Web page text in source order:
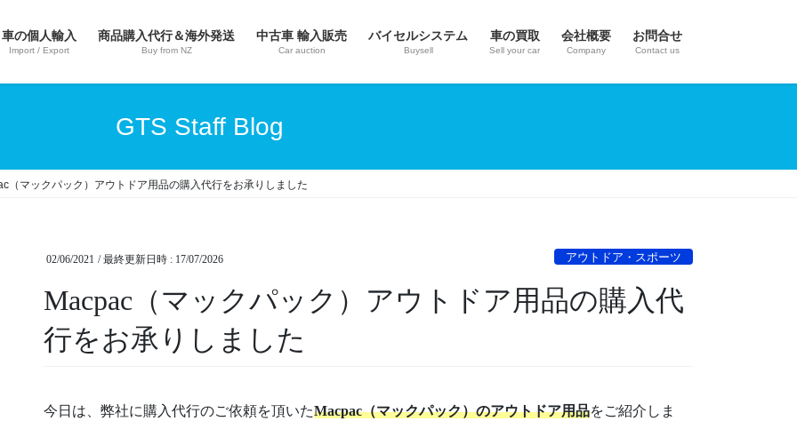
車の個人輸入
Import / Export
商品購入代行＆海外発送
Buy from NZ
中古車 輸入販売
Car auction
バイセルシステム
Buysell
車の買取
Sell your car
会社概要
Company
お問合せ
Contact us
GTS Staff Blog
（マックパック）アウトドア用品の購入代行をお承りしました
02/06/2021 / 最終更新日時 : 17/07/2026 アウトドア・スポーツ
Macpac（マックパック）アウトドア用品の購入代
行をお承りしました
今日は、弊社に購入代行のご依頼を頂いたMacpac（マックパック）のアウトドア用品をご紹介しま